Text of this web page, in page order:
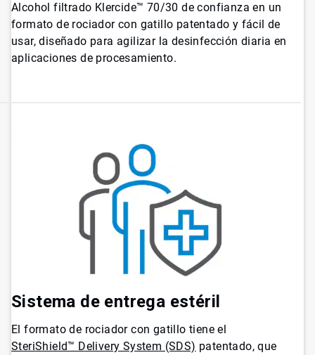
Alcohol filtrado Klercide™ 70/30 de confianza en un
formato de rociador con gatillo patentado y fácil de
usar, diseñado para agilizar la desinfección diaria en
aplicaciones de procesamiento.
Sistema de entrega estéril
El formato de rociador con gatillo tiene el
SteriShield™ Delivery System (SDS) patentado, que